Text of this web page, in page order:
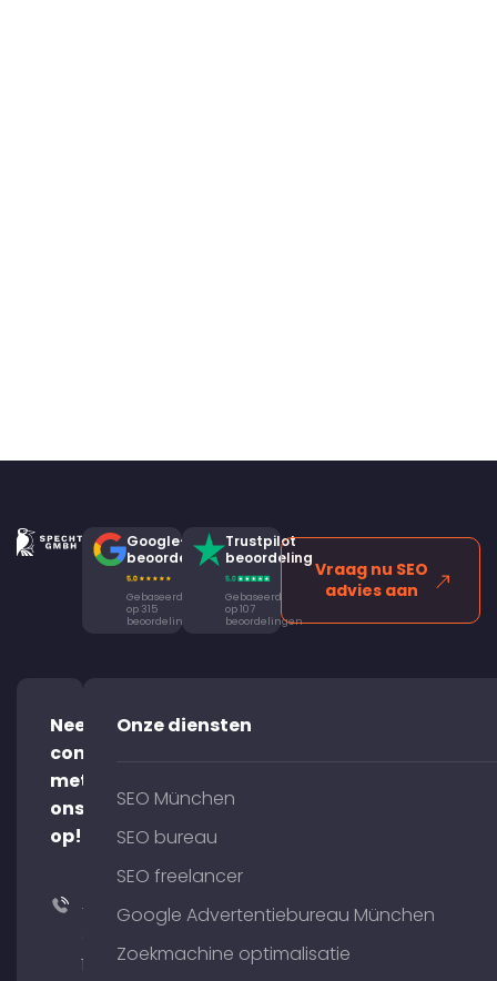
Google-
beoordeling
Gebaseerd
op 315
beoordelingen
Trustpilot
beoordeling
Gebaseerd
op 107
beoordelingen
Vraag nu SEO
advies aan
Neem
contact
met
ons
op!
+49
176
Onze diensten
SEO München
SEO bureau
SEO freelancer
Google Advertentiebureau München
Zoekmachine optimalisatie